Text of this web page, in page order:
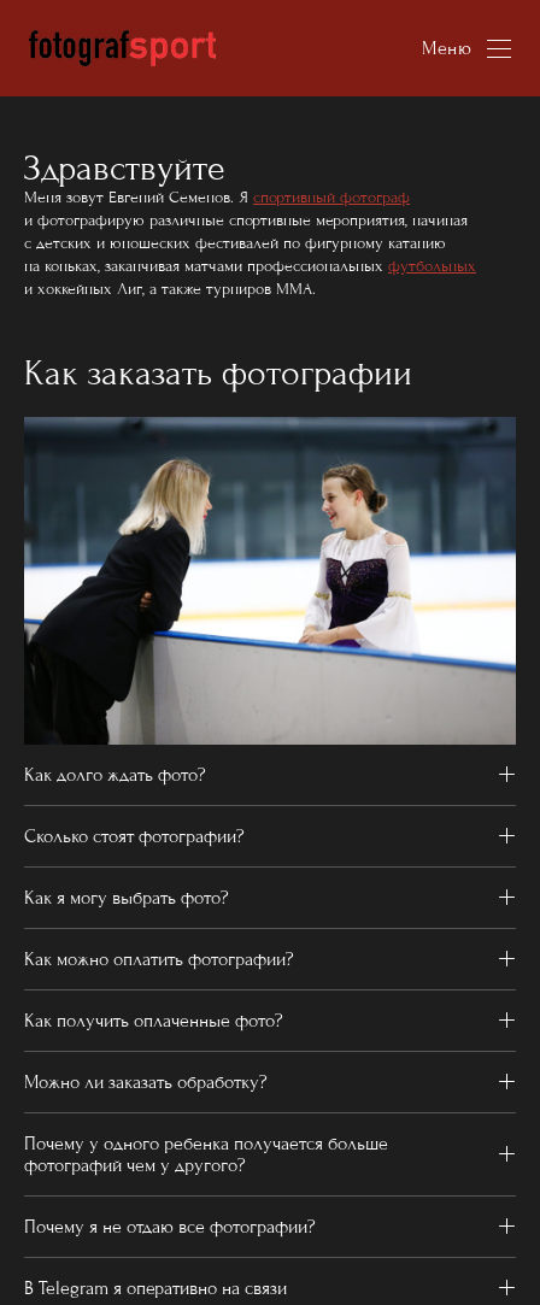
Меню
Здравствуйте
Меня зовут Евгений Семенов. Я спортивный фотограф
и фотографирую различные спортивные мероприятия, начиная
с детских и юношеских фестивалей по фигурному катанию
на коньках, заканчивая матчами профессиональных футбольных
и хоккейных Лиг, а также турниров ММА.
Как заказать фотографии
Как долго ждать фото?
Сколько стоят фотографии?
Как я могу выбрать фото?
Как можно оплатить фотографии?
Как получить оплаченные фото?
Можно ли заказать обработку?
Почему у одного ребенка получается больше
фотографий чем у другого?
Почему я не отдаю все фотографии?
В Telegram я оперативно на связи